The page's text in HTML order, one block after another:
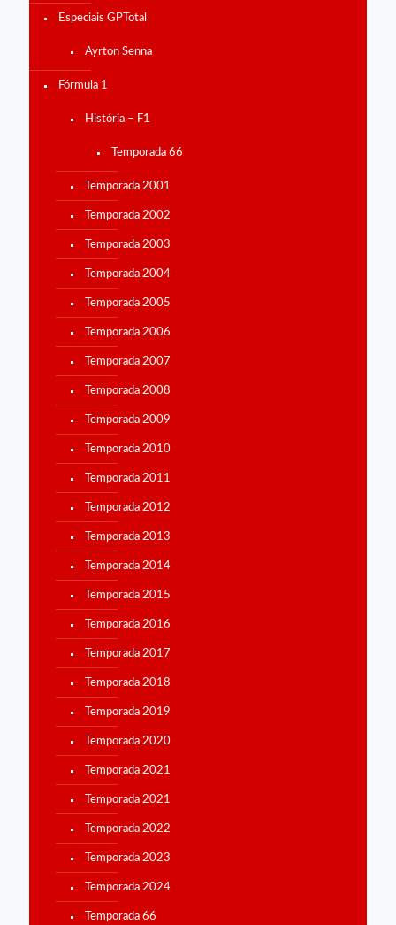
Especiais GPTotal
Ayrton Senna
Fórmula 1
História – F1
Temporada 66
Temporada 2001
Temporada 2002
Temporada 2003
Temporada 2004
Temporada 2005
Temporada 2006
Temporada 2007
Temporada 2008
Temporada 2009
Temporada 2010
Temporada 2011
Temporada 2012
Temporada 2013
Temporada 2014
Temporada 2015
Temporada 2016
Temporada 2017
Temporada 2018
Temporada 2019
Temporada 2020
Temporada 2021
Temporada 2021
Temporada 2022
Temporada 2023
Temporada 2024
Temporada 66